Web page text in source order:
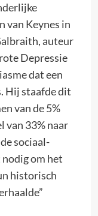
van Keynes in
auteur
Depressie
dat een
Hij staafde dit
van de 5%
van 33% naar
sociaal-
om het
historisch